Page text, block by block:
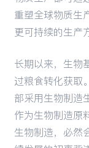
重塑全球物质生
更可持续的生产
长期以来，生物
过粮食转化获取
部采用生物制造
作为生物制造原
生物制造，必然